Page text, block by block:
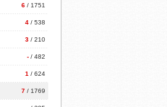
6 / 1751
4 / 538
3 / 210
- / 482
1 / 624
7 / 1769